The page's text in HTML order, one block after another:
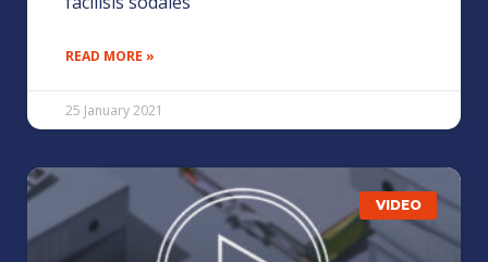
READ MORE »
25 January 2021
VIDEO